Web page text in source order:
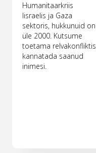
Humanitaarkriis
Iisraelis ja Gaza
sektoris, hukkunuid on
üle 2000. Kutsume
toetama relvakonfliktis
kannatada saanud
inimesi.